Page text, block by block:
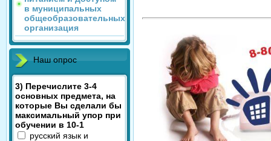
в муниципальных
общеобразовательных
организация
Наш опрос
3) Перечислите 3-4
основных предмета, на
которые Вы сделали бы
максимальный упор при
обучении в 10-1
русский язык и